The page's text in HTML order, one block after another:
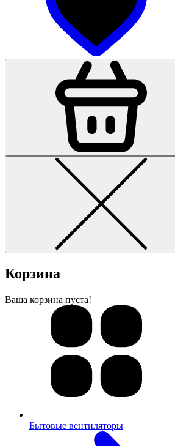
Корзина
Ваша корзина пуста!
Бытовые вентиляторы